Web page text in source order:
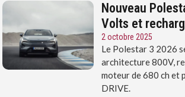
Nouveau
Volts et
2 octobre 2025
Le Polestar 3 2026
architecture 800V,
moteur de 680 ch et
DRIVE.